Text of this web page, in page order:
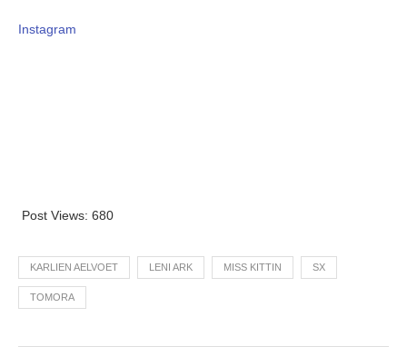
Instagram
Post Views: 680
KARLIEN AELVOET LENI ARK MISS KITTIN SX
TOMORA